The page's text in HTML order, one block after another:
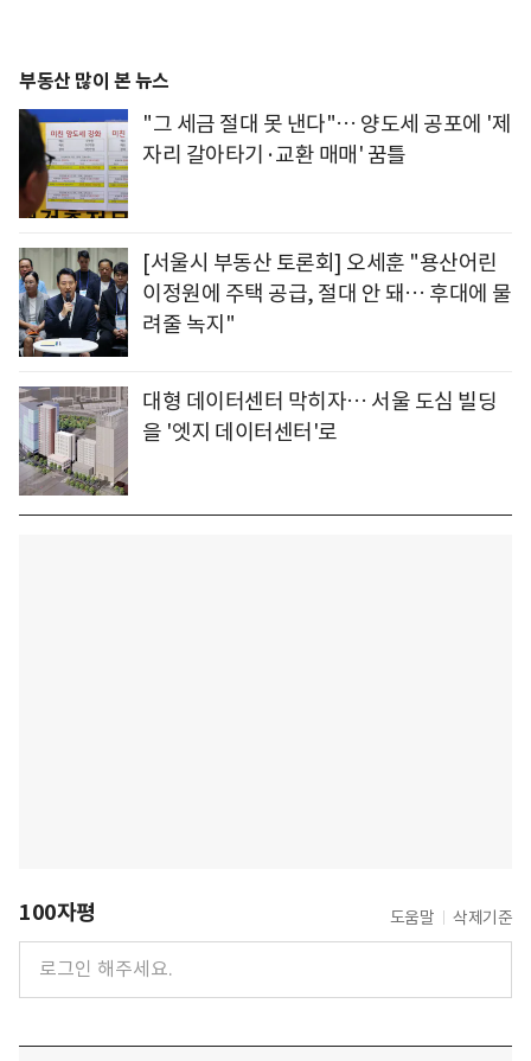
부동산 많이 본 뉴스
"그 세금 절대 못 낸다"… 양도세 공포에 '제
자리 갈아타기·교환 매매' 꿈틀
[서울시 부동산 토론회] 오세훈 "용산어린
이정원에 주택 공급, 절대 안 돼… 후대에 물
려줄 녹지"
대형 데이터센터 막히자… 서울 도심 빌딩
을 '엣지 데이터센터'로
100자평 도움말 삭제기준